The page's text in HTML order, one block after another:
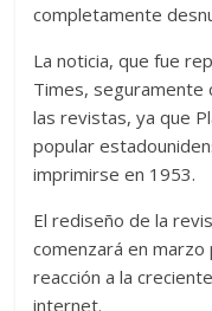
completamente
La noticia, que fue
Times, seguramente
las revistas, ya que
popular
imprimirse en 1953.
El rediseño de la
comenzará en
reacción a la
internet.